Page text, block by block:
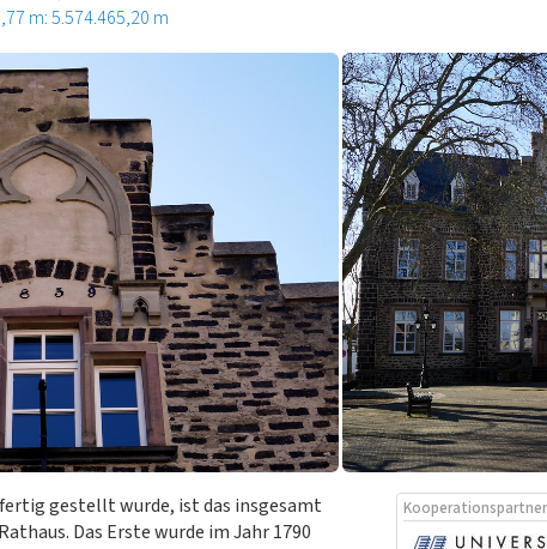
m: 5.574.465,20 m
Kooperationspartner
gestellt wurde, ist das insgesamt
Das Erste wurde im Jahr 1790